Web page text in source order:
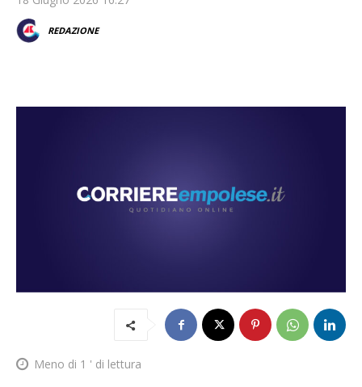
REDAZIONE
Meno di 1 ' di lettura